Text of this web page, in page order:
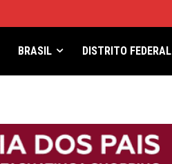
BRASIL DISTRITO FEDERAL